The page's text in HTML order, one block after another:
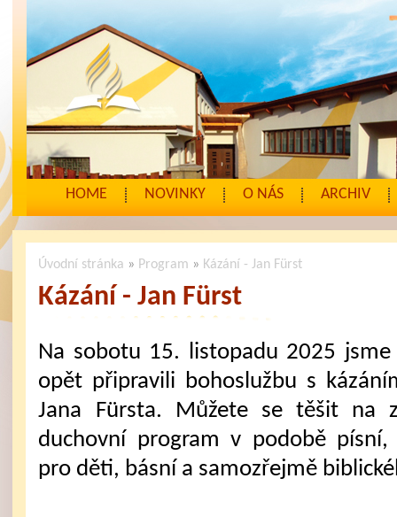
HOME NOVINKY O NÁS ARCHIV
Úvodní stránka » Program » Kázání - Jan Fürst
Kázání - Jan Fürst
Na sobotu 15. listopadu 2025 jsme
opět připravili bohoslužbu s
Jana Fürsta. Můžete se těšit na
duchovní program v podobě písní,
pro děti, básní a samozřejmě